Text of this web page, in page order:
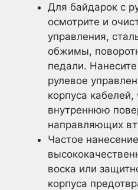
Для байдарок с
осмотрите и
управления,
обжимы,
педали.
рулевое
корпуса
внутреннюю
направляющих
Частое нанесение
воска или
корпуса